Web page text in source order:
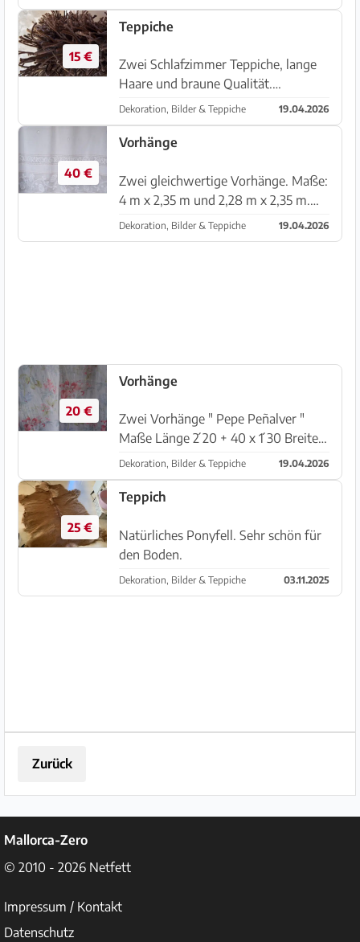
15 €
Teppiche
Zwei Schlafzimmer Teppiche, lange
Haare und braune Qualität.
Massnahmen 1 27 x 0 70. Preis pro
Stück In Felanitx
Dekoration, Bilder & Teppiche 19.04.2026
40 €
Vorhänge
Zwei gleichwertige Vorhänge. Maße:
4 m x 2,35 m und 2,28 m x 2,35 m.
Ausgezeichneter Zustand. X ist auch
separat erhältlich.
Dekoration, Bilder & Teppiche 19.04.2026
20 €
Vorhänge
Zwei Vorhänge " Pepe Peñalver "
Maße Länge 2 ́20 + 40 x 1 ́30 Breite
zu verlängern . Preis x beides
Dekoration, Bilder & Teppiche 19.04.2026
25 €
Teppich
Natürliches Ponyfell. Sehr schön für
den Boden.
Dekoration, Bilder & Teppiche 03.11.2025
Zurück
Mallorca-Zero
© 2010 - 2026 Netfett
Impressum / Kontakt
Datenschutz